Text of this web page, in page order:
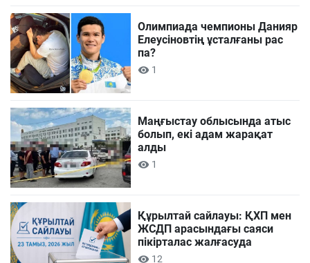
Олимпиада чемпионы Данияр
Елеусіновтің ұсталғаны рас
па?
1
Маңғыстау облысында атыс
болып, екі адам жарақат
алды
1
Құрылтай сайлауы: ҚХП мен
ЖСДП арасындағы саяси
пікірталас жалғасуда
12